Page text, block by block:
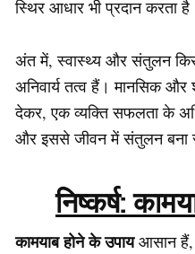
स्थिर आधार भी प्रदान करता
अंत में, स्वास्थ्य और संतुलन
अनिवार्य तत्व हैं। मानसिक और
देकर, एक व्यक्ति सफलता के
और इससे जीवन में संतुलन बना
निष्कर्ष:
कामयाब होने के उपायआसान हैं,